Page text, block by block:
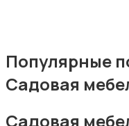
Охрана и
Популярные
Садовая
Садовая